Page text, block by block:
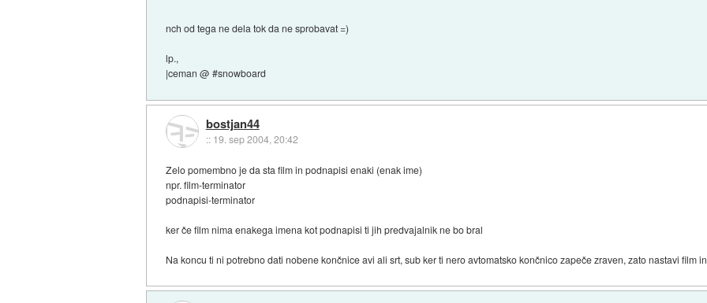
nch od tega ne dela tok da ne sprobavat =)
lp.,
|ceman @ #snowboard
bostjan44
:: 19. sep 2004, 20:42
Zelo pomembno je da sta film in podnapisi enaki (enak ime)
npr. film-terminator
podnapisi-terminator
ker če film nima enakega imena kot podnapisi ti jih predvajalnik ne bo bral
Na koncu ti ni potrebno dati nobene končnice avi ali srt, sub ker ti nero avtomatsko končnico zapeče zraven, zato nastavi film